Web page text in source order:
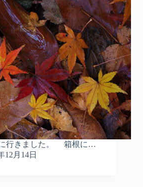
行きました。 箱根に…
12月14日